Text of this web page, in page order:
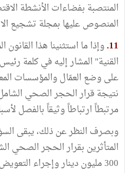
المنتصبة بفضاءات الأنشطة
المنصوص عليها بمجلة تشجيع
11. وإذا ما استثنينا هذا القانون
القنية" المشار إليه في كلمة
على وضع العمّال والمؤسسات
نتيجة قرار الحجر الصحي
مرتبطاً ارتباطاً وثيقاً بالفصل
وبصرف النظر عن ذلك، يبقى
المتأثرين بقرار الحجر
300 مليون دينار وإجراء التعويض عن البطالة الفنية؟